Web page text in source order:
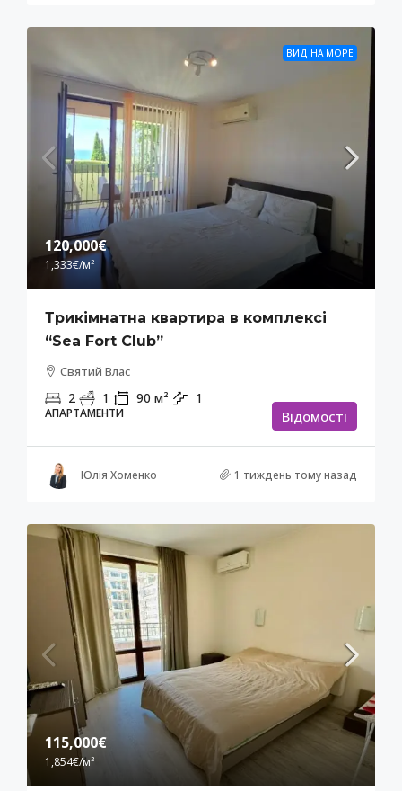
ВИД НА МОРЕ
120,000€
1,333€/м²
Трикімнатна квартира в комплексі
“Sea Fort Club”
Святий Влас
2 1 90 м² 1
АПАРТАМЕНТИ Відомості
Юлія Хоменко 1 тиждень тому назад
115,000€
1,854€/м²